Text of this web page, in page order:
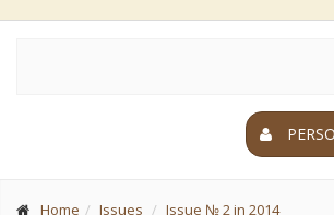
Home Issues Issue № 2 in 2014